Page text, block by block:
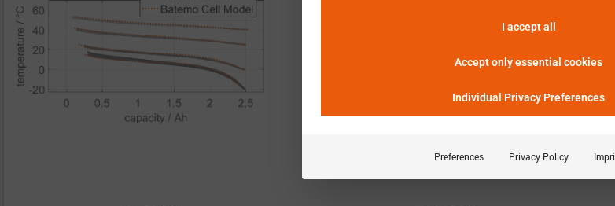
：热损失越大，电池升温越多，导
显示实验定义
I accept all
Accept only essential cookies
Individual Privacy Preferences
Preferences Privacy Policy